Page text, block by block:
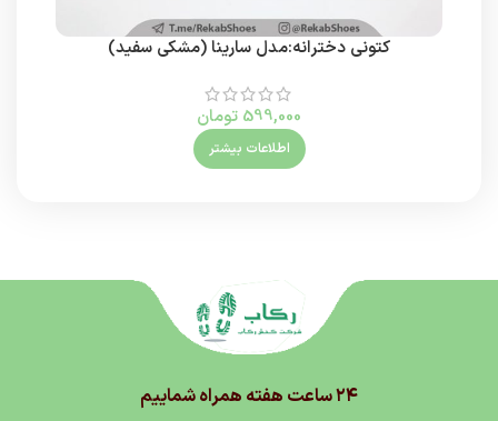
کتونی دخترانه:مدل سارینا (مشکی سفید)
599,000 تومان
اطلاعات بیشتر
۲۴ ساعت هفته همراه شماییم